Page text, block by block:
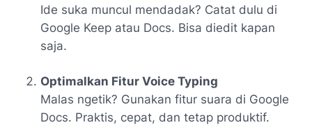
Ide suka muncul mendadak? Catat dulu di
Google Keep atau Docs. Bisa diedit kapan
saja.
Optimalkan Fitur Voice Typing
Malas ngetik? Gunakan fitur suara di Google
Docs. Praktis, cepat, dan tetap produktif.